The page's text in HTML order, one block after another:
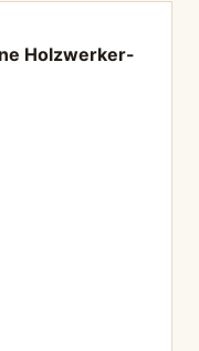
Holzwerker-